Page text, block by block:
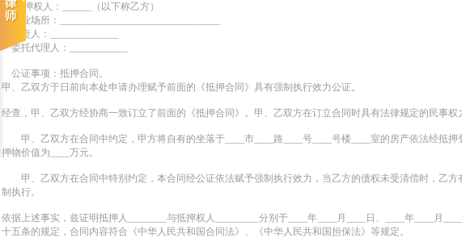
抵押权人：______（以下称乙方）
营业场所：_________________________________
负责人：______________
委托代理人：____________
公证事项：抵押合同。
甲、乙双方于日前向本处申请办理赋予前面的《抵押合同》具有强制执行效力公证。
经查，甲、乙双方经协商一致订立了前面的《抵押合同》。甲、乙双方在订立合同时具有法律规定的民事
甲、乙双方在合同中约定，甲方将自有的坐落于____市____路____号____号楼____室的房产依法经抵
押物价值为____万元。
甲、乙双方在合同中特别约定，本合同经公证依法赋予强制执行效力，当乙方的债权未受清偿时，乙
制执行。
依据上述事实，兹证明抵押人________与抵押权人_________分别于____年____月____日、____年____
十五条的规定，合同内容符合《中华人民共和国合同法》、《中华人民共和国担保法》等规定。